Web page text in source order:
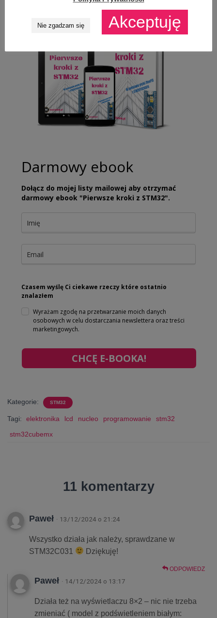
Darmowy ebook
Dołącz do mojej listy mailowej aby otrzymać
darmowy ebook "Pierwsze kroki z STM32".
Czasem wyślę Ci ciekawe rzeczy które ostatnio
znalazłem
Wyrażam zgodę na przetwarzanie moich danych
osobowych w celu dostarczania newslettera oraz treści
marketingowych.
CHCĘ E-BOOKA!
Kategorie: STM32
Tagi: elektronika lcd nucleo programowanie
stm32
stm32cubemx
11 komentarzy
Paweł · 13/12/2024 o 21:24
Wszystko działa jak należy, sprawdzane w
STM32C031
Dziękuję!
ODPOWIEDZ
Paweł · 14/12/2024 o 13:17
Działa też na wyświetlaczu 8×2 – nic nie trzeba
zmieniać ( model z podświetleniem białym:
Nie zgadzam się Akceptuję